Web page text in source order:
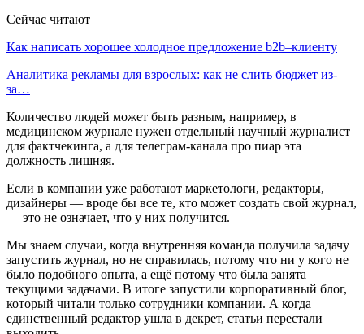
Сейчас читают
Как написать хорошее холодное предложение b2b–клиенту
Аналитика рекламы для взрослых: как не слить бюджет из-
за…
Количество людей может быть разным, например, в
медицинском журнале нужен отдельный научный журналист
для фактчекинга, а для телеграм-канала про пиар эта
должность лишняя.
Если в компании уже работают маркетологи, редакторы,
дизайнеры — вроде бы все те, кто может создать свой журнал,
— это не означает, что у них получится.
Мы знаем случаи, когда внутренняя команда получила задачу
запустить журнал, но не справилась, потому что ни у кого не
было подобного опыта, а ещё потому что была занята
текущими задачами. В итоге запустили корпоративный блог,
который читали только сотрудники компании. А когда
единственный редактор ушла в декрет, статьи перестали